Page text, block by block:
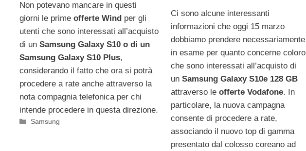
Ci sono alcune interessanti
informazioni che oggi 15 marzo
dobbiamo prendere necessariamente
in esame per quanto concerne coloro
che sono interessati all’acquisto di
un Samsung Galaxy S10e 128 GB
attraverso le offerte Vodafone. In
particolare, la nuova campagna
consente di procedere a rate,
associando il nuovo top di gamma
presentato dal colosso coreano ad
Non potevano mancare in questi
giorni le prime offerte Wind per gli
utenti che sono interessati all’acquisto
di un Samsung Galaxy S10 o di un
Samsung Galaxy S10 Plus,
considerando il fatto che ora si potrà
procedere a rate anche attraverso la
nota compagnia telefonica per chi
intende procedere in questa direzione.
Categorie
Samsung